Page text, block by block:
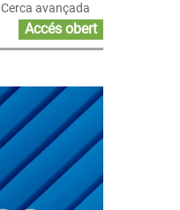
Cerca avançada
Accés obert